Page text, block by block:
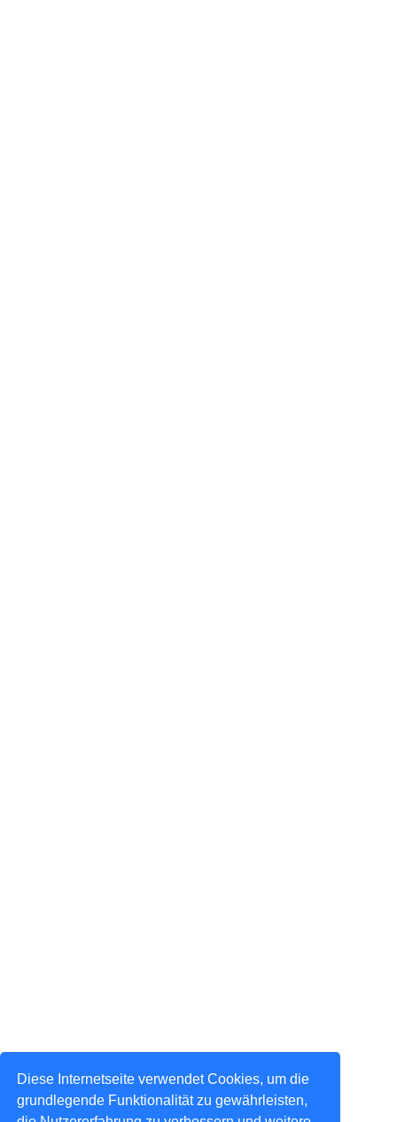
Diese Internetseite verwendet Cookies, um die
grundlegende Funktionalität zu gewährleisten,